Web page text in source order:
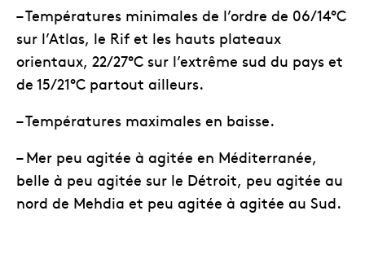
– Températures minimales de l’ordre de 06/14°C
sur l’Atlas, le Rif et les hauts plateaux
orientaux, 22/27°C sur l’extrême sud du pays et
de 15/21°C partout ailleurs.
– Températures maximales en baisse.
– Mer peu agitée à agitée en Méditerranée,
belle à peu agitée sur le Détroit, peu agitée au
nord de Mehdia et peu agitée à agitée au Sud.